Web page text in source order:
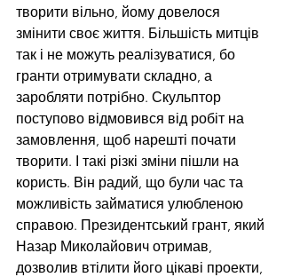
творити вільно, йому довелося
змінити своє життя. Більшість митців
так і не можуть реалізуватися, бо
гранти отримувати складно, а
заробляти потрібно. Скульптор
поступово відмовився від робіт на
замовлення, щоб нарешті почати
творити. І такі різкі зміни пішли на
користь. Він радий, що були час та
можливість займатися улюбленою
справою. Президентський грант, який
Назар Миколайович отримав,
дозволив втілити його цікаві проекти,